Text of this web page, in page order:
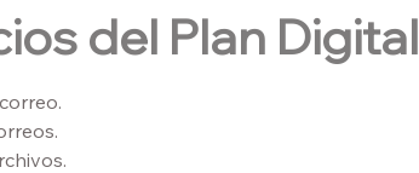
del Plan Digital